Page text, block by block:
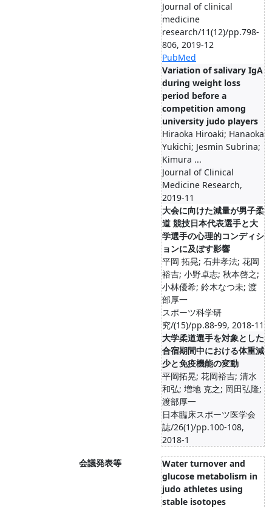
Journal of clinical
medicine
research/11(12)/pp.798-
806, 2019-12
PubMed
Variation of salivary IgA
during weight loss
period before a
competition among
university judo players
Hiraoka Hiroaki; Hanaoka
Yukichi; Jesmin Subrina;
Kimura ...
Journal of Clinical
Medicine Research,
2019-11
大会に向けた減量が男子柔
道 競技日本代表選手と大
学選手の心理的コンディシ
ョンに及ぼす影響
平岡 拓晃; 石井孝法; 花岡
裕吉; 小野卓志; 秋本啓之;
小林優希; 鈴木なつ未; 渡
部厚一
スポーツ科学研
究/(15)/pp.88-99, 2018-11
大学柔道選手を対象とした
合宿期間中における体重減
少と免疫機能の変動
平岡拓晃; 花岡裕吉; 清水
和弘; 増地 克之; 岡田弘隆;
渡部厚一
日本臨床スポーツ医学会
誌/26(1)/pp.100-108,
2018-1
会議発表等
Water turnover and
glucose metabolism in
judo athletes using
stable isotopes